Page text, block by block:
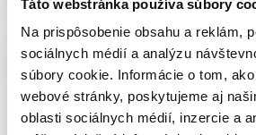
Táto webstránka používa súbory
Na prispôsobenie obsahu a reklám,
sociálnych médií a analýzu
súbory cookie. Informácie o tom,
webové stránky, poskytujeme aj
oblasti sociálnych médií, inzercie a
nepoužíva styling, skôr využije
pokožke či lupinách nekupujte
bez znalosti
Pozornosť venujte aj vôni. Výrazne
môže byť pre niekoho príjemný, pre
obľúbenú značku alebo rad, držte sa